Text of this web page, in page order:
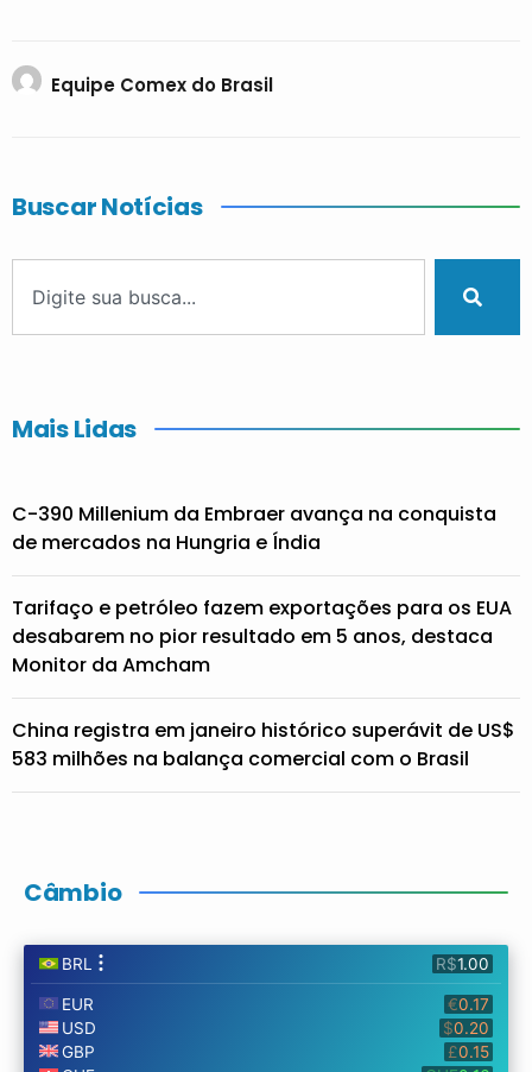
Equipe Comex do Brasil
Buscar Notícias
Mais Lidas
C-390 Millenium da Embraer avança na conquista
de mercados na Hungria e Índia
Tarifaço e petróleo fazem exportações para os EUA
desabarem no pior resultado em 5 anos, destaca
Monitor da Amcham
China registra em janeiro histórico superávit de US$
583 milhões na balança comercial com o Brasil
Câmbio